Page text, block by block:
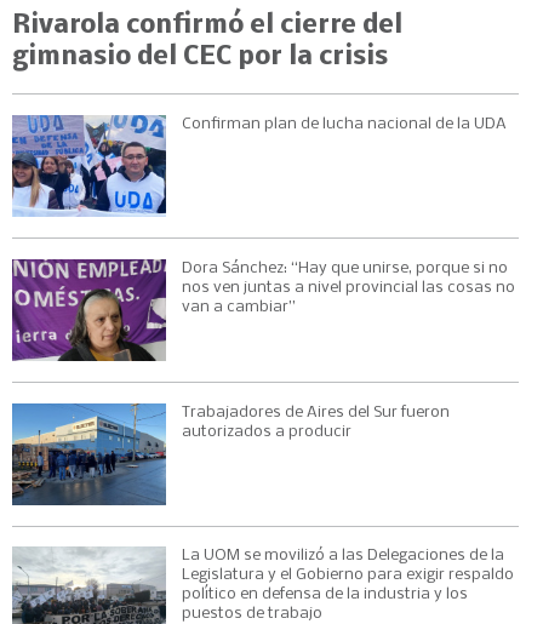
Rivarola confirmó el cierre del
gimnasio del CEC por la crisis
Confirman plan de lucha nacional de la UDA
Dora Sánchez: “Hay que unirse, porque si no
nos ven juntas a nivel provincial las cosas no
van a cambiar”
Trabajadores de Aires del Sur fueron
autorizados a producir
La UOM se movilizó a las Delegaciones de la
Legislatura y el Gobierno para exigir respaldo
político en defensa de la industria y los
puestos de trabajo